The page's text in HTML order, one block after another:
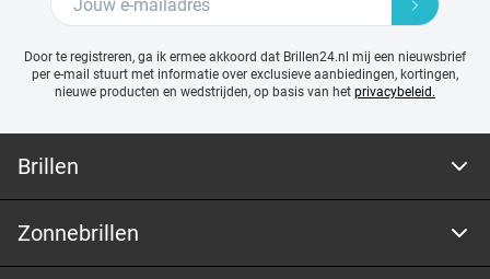
Door te registreren, ga ik ermee akkoord dat Brillen24.nl mij een nieuwsbrief
per e-mail stuurt met informatie over exclusieve aanbiedingen, kortingen,
nieuwe producten en wedstrijden, op basis van het privacybeleid.
Brillen
Zonnebrillen